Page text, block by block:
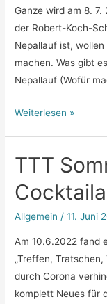
Ganze wird am 8.
der Robert-Koch-
Nepallauf ist,
machen. Was gibt
Nepallauf (Wofür
Nepallauf
Neuigkeiten
zum
Lauf
Weiterlesen »
TTT
Allgemein /11. Juni
Am 10.6.2022 fand
„Treffen,
durch Corona
komplett Neues für